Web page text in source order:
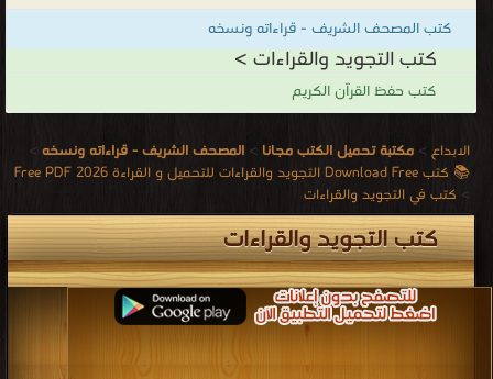
كتب المصحف الشريف - قراءاته ونسخه
كتب التجويد والقراءات >
كتب حفظ القرآن الكريم
الابداع > مكتبة تحميل الكتب مجانا > المصحف الشريف - قراءاته ونسخه >
📚 كتب Download Free التجويد والقراءات للتحميل و القراءة 2026 Free PDF
> كتب في التجويد والقراءات
كتب التجويد والقراءات